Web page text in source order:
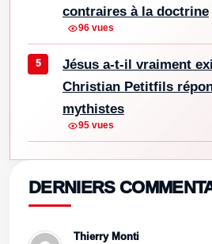
contraires à la doctrine
96 vues
Jésus a-t-il vraiment
Christian Petitfils
mythistes
95 vues
DERNIERS
Thierry Monti